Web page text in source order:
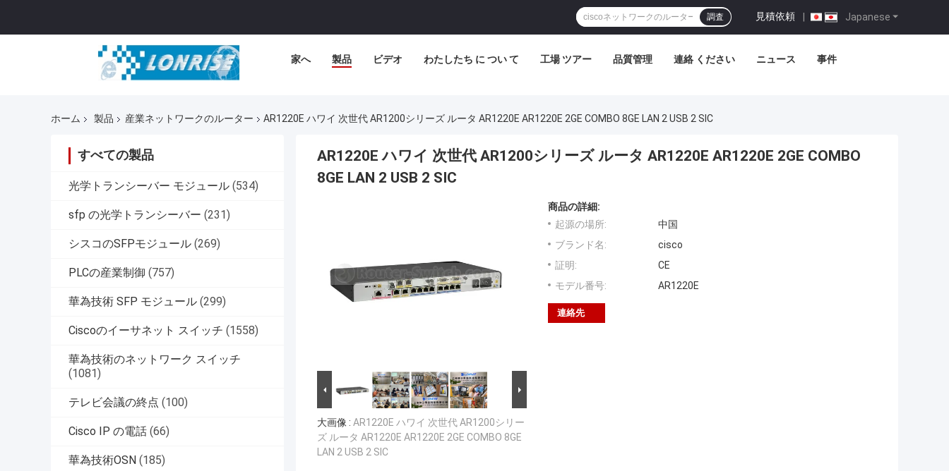
Japanese
見積依頼 |
調査
家へ 製品 ビデオ わたしたち に つい て 工場 ツアー 品質管理 連絡 ください ニュース 事件
ホーム 製品 産業ネットワークのルーター AR1220E ハワイ 次世代 AR1200シリーズ ルータ AR1220E AR1220E 2GE COMBO 8GE LAN 2 USB 2 SIC
すべての製品
光学トランシーバー モジュール (534)
sfp の光学トランシーバー (231)
シスコのSFPモジュール (269)
PLCの産業制御 (757)
華為技術 SFP モジュール (299)
Ciscoのイーサネット スイッチ (1558)
華為技術のネットワーク スイッチ
(1081)
テレビ会議の終点 (100)
Cisco IP の電話 (66)
華為技術OSN (185)
AR1220E ハワイ 次世代 AR1200シリーズ ルータ AR1220E AR1220E 2GE COMBO
8GE LAN 2 USB 2 SIC
大画像 : AR1220E ハワイ 次世代 AR1200シリー
ズ ルータ AR1220E AR1220E 2GE COMBO 8GE
LAN 2 USB 2 SIC
商品の詳細:
起源の場所:
中国
ブランド名:
cisco
証明:
CE
モデル番号:
AR1220E
連絡先